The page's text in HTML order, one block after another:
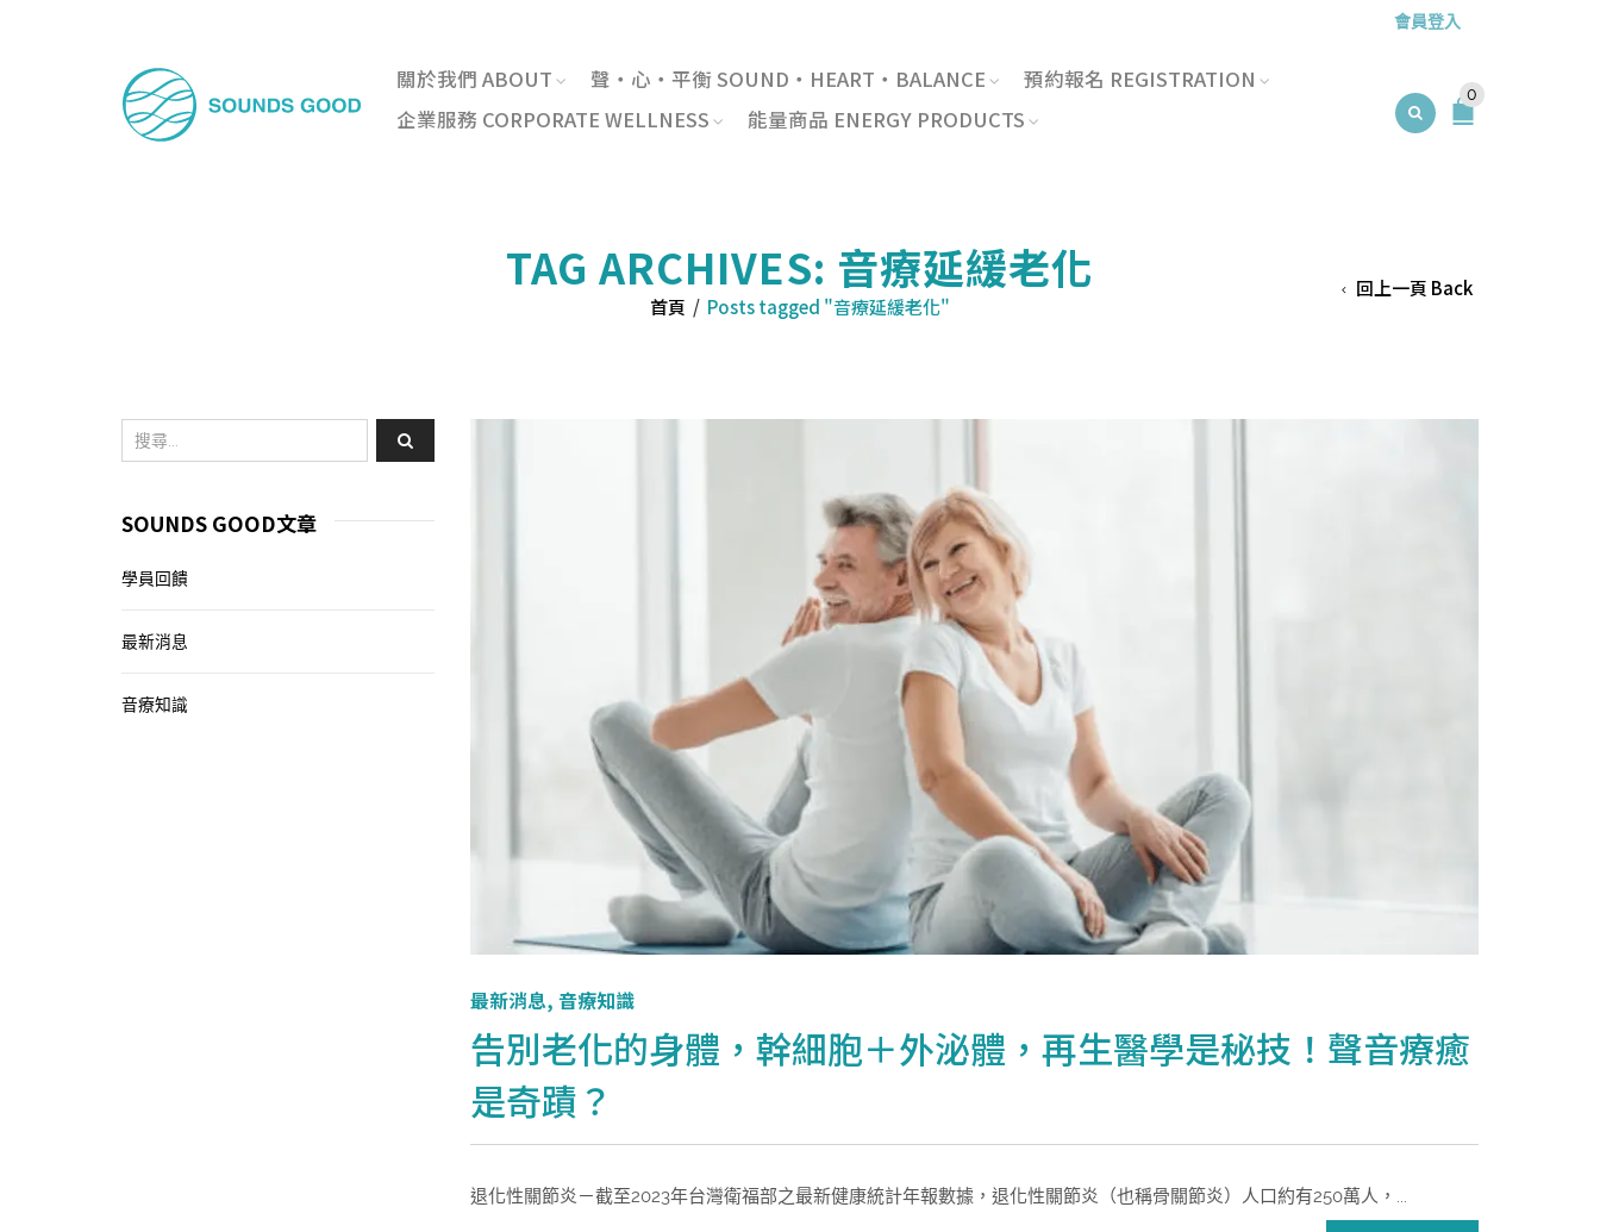
會員登入
關於我們 ABOUT 聲・心・平衡 SOUND・HEART・BALANCE
預約報名 REGISTRATION
企業服務 CORPORATE WELLNESS
能量商品 ENERGY PRODUCTS
0
TAG ARCHIVES: 音療延緩老化
首頁 / Posts tagged "音療延緩老化"
回上一頁 Back
最新消息, 音療知識
告別老化的身體，幹細胞＋外泌體，再生醫學是秘技！聲音療癒
是奇蹟？
退化性關節炎－截至2023年台灣衛福部之最新健康統計年報數據，退化性關節炎（也稱骨關節炎）人口約有250萬人，...
SOUNDS GOOD文章
學員回饋
最新消息
音療知識